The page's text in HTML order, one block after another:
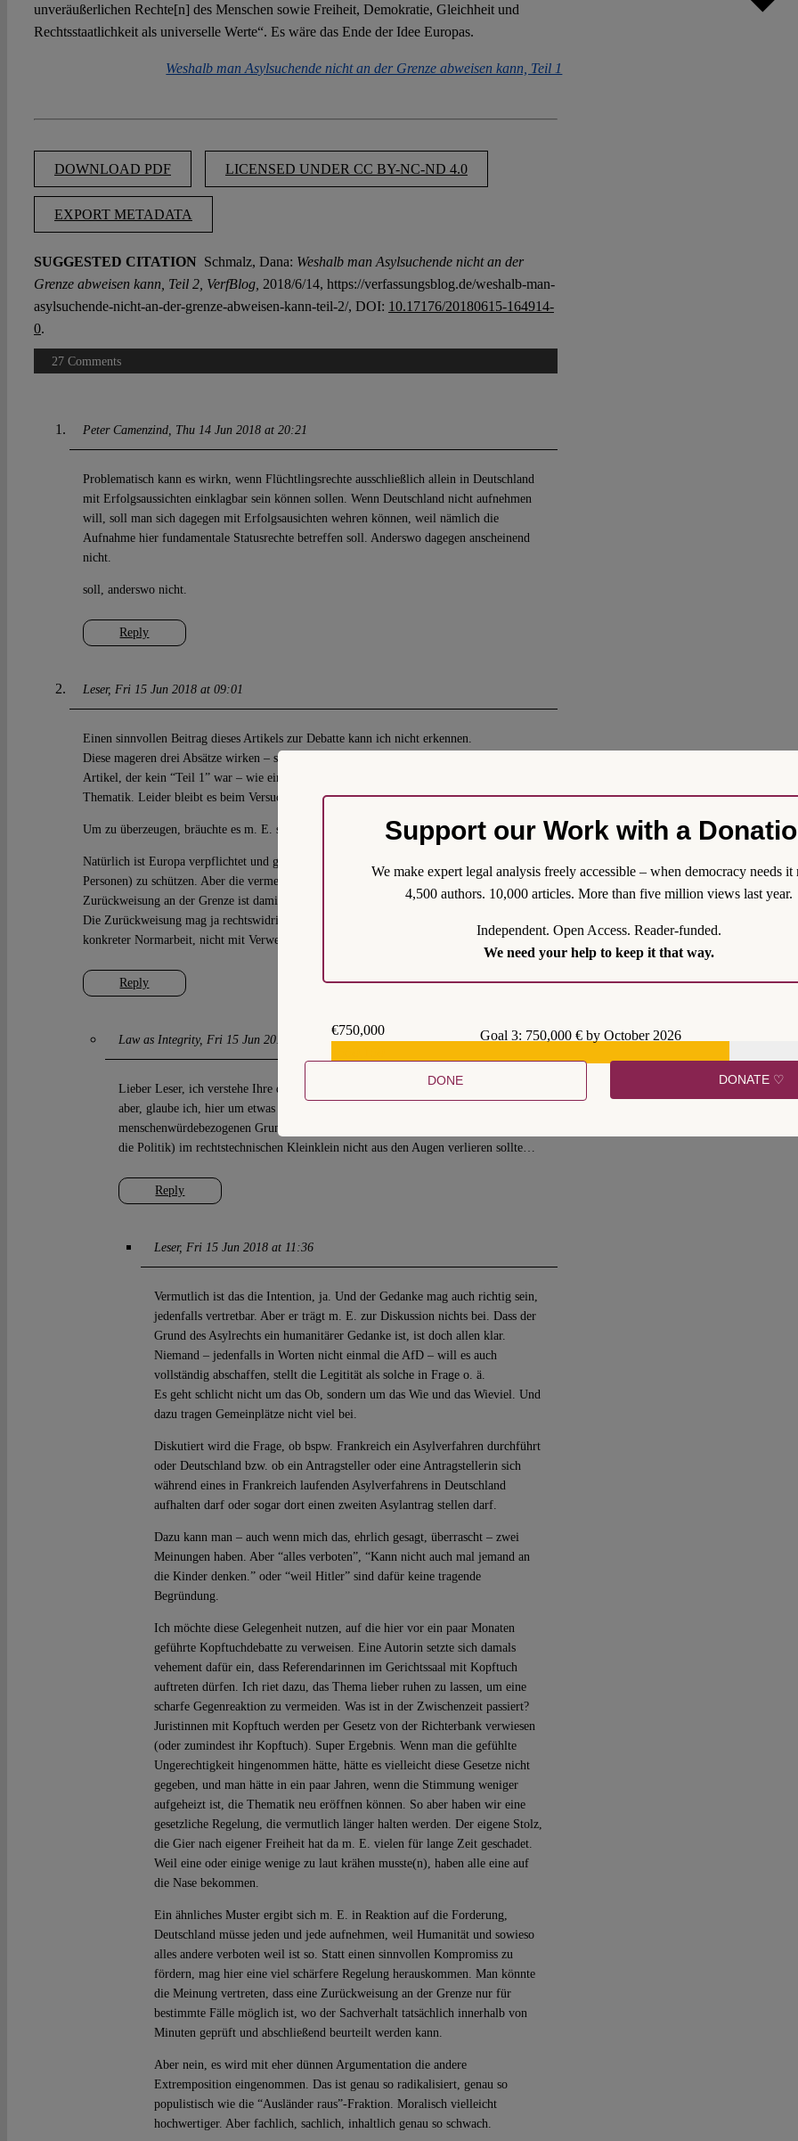
unveräußerlichen Rechte[n] des Menschen sowie Freiheit, Demokratie, Gleichheit und
Rechtsstaatlichkeit als universelle Werte“. Es wäre das Ende der Idee Europas.
Weshalb man Asylsuchende nicht an der Grenze abweisen kann, Teil 1
DOWNLOAD PDF LICENSED UNDER CC BY-NC-ND 4.0
EXPORT METADATA
SUGGESTED CITATION Schmalz, Dana: Weshalb man Asylsuchende nicht an der
Grenze abweisen kann, Teil 2, VerfBlog, 2018/6/14, https://verfassungsblog.de/weshalb-man-
asylsuchende-nicht-an-der-grenze-abweisen-kann-teil-2/, DOI: 10.17176/20180615-164914-
0.
27 Comments
Peter Camenzind Thu 14 Jun 2018 at 20:21
Reply
Problematisch kann es wirkn, wenn Flüchtlingsrechte ausschließlich allein in Deutschland
mit Erfolgsaussichten einklagbar sein können sollen. Wenn Deutschland nicht aufnehmen
will, soll man sich dagegen mit Erfolgsausichten wehren können, weil nämlich die
Aufnahme hier fundamentale Statusrechte betreffen soll. Anderswo dagegen anscheinend
nicht.
soll, anderswo nicht.
Leser Fri 15 Jun 2018 at 09:01
Reply
Einen sinnvollen Beitrag dieses Artikels zur Debatte kann ich nicht erkennen.
Diese mageren drei Absätze wirken – schon durch die Betitelung als “Teil 2” zu einem
Artikel, der kein “Teil 1” war – wie ein Rechtfertigungsversuch für den ersten Artikel zur
Thematik. Leider bleibt es beim Versuch.
Um zu überzeugen, bräuchte es m. E. stattdessen mehr Handwerk und weniger Poesie.
Natürlich ist Europa verpflichtet und gewillt, Menschen (oder wie Sie es nennen:
Personen) zu schützen. Aber die vermeintliche kategorische Rechtswidrigkeit einer
Zurückweisung an der Grenze ist damit noch nicht begründet.
Die Zurückweisung mag ja rechtswidrig sein: Aber bitte belegen Sie das doch anhand
konkreter Normarbeit, nicht mit Verweis auf abstrake Zielbestimmungen.
Law as Integrity Fri 15 Jun 2018 at 11:16
Reply
Lieber Leser, ich verstehe Ihre dogmatische Unzufriedenheit, Frau Schmalz geht es
aber, glaube ich, hier um etwas anderes: um die normativen, moralischen,
menschenwürdebezogenen Grundlagen humanitärer Flüchtlingspolitik, die man (v.a.
die Politik) im rechtstechnischen Kleinklein nicht aus den Augen verlieren sollte…
Leser Fri 15 Jun 2018 at 11:36
Vermutlich ist das die Intention, ja. Und der Gedanke mag auch richtig sein,
jedenfalls vertretbar. Aber er trägt m. E. zur Diskussion nichts bei. Dass der
Grund des Asylrechts ein humanitärer Gedanke ist, ist doch allen klar.
Niemand – jedenfalls in Worten nicht einmal die AfD – will es auch
vollständig abschaffen, stellt die Legitität als solche in Frage o. ä.
Es geht schlicht nicht um das Ob, sondern um das Wie und das Wieviel. Und
dazu tragen Gemeinplätze nicht viel bei.
Diskutiert wird die Frage, ob bspw. Frankreich ein Asylverfahren durchführt
oder Deutschland bzw. ob ein Antragsteller oder eine Antragstellerin sich
während eines in Frankreich laufenden Asylverfahrens in Deutschland
aufhalten darf oder sogar dort einen zweiten Asylantrag stellen darf.
Dazu kann man – auch wenn mich das, ehrlich gesagt, überrascht – zwei
Meinungen haben. Aber “alles verboten”, “Kann nicht auch mal jemand an
die Kinder denken.” oder “weil Hitler” sind dafür keine tragende
Begründung.
Ich möchte diese Gelegenheit nutzen, auf die hier vor ein paar Monaten
geführte Kopftuchdebatte zu verweisen. Eine Autorin setzte sich damals
vehement dafür ein, dass Referendarinnen im Gerichtssaal mit Kopftuch
auftreten dürfen. Ich riet dazu, das Thema lieber ruhen zu lassen, um eine
scharfe Gegenreaktion zu vermeiden. Was ist in der Zwischenzeit passiert?
Juristinnen mit Kopftuch werden per Gesetz von der Richterbank verwiesen
(oder zumindest ihr Kopftuch). Super Ergebnis. Wenn man die gefühlte
Ungerechtigkeit hingenommen hätte, hätte es vielleicht diese Gesetze nicht
gegeben, und man hätte in ein paar Jahren, wenn die Stimmung weniger
aufgeheizt ist, die Thematik neu eröffnen können. So aber haben wir eine
gesetzliche Regelung, die vermutlich länger halten werden. Der eigene Stolz,
die Gier nach eigener Freiheit hat da m. E. vielen für lange Zeit geschadet.
Weil eine oder einige wenige zu laut krähen musste(n), haben alle eine auf
die Nase bekommen.
Ein ähnliches Muster ergibt sich m. E. in Reaktion auf die Forderung,
Deutschland müsse jeden und jede aufnehmen, weil Humanität und sowieso
alles andere verboten weil ist so. Statt einen sinnvollen Kompromiss zu
fördern, mag hier eine viel schärfere Regelung herauskommen. Man könnte
die Meinung vertreten, dass eine Zurückweisung an der Grenze nur für
bestimmte Fälle möglich ist, wo der Sachverhalt tatsächlich innerhalb von
Minuten geprüft und abschließend beurteilt werden kann.
Aber nein, es wird mit eher dünnen Argumentation die andere
Extremposition eingenommen. Das ist genau so radikalisiert, genau so
populistisch wie die “Ausländer raus”-Fraktion. Moralisch vielleicht
hochwertiger. Aber fachlich, sachlich, inhaltlich genau so schwach.
Support our Work with a
We make expert legal analysis freely accessible – when democracy needs it
4,500 authors. 10,000 articles. More than five million views last year.
Independent. Open Access. Reader-funded.
We need your help to keep it that way.
€750,000
Goal 3: 750,000 € by October 2026
DONE DONATE ♡